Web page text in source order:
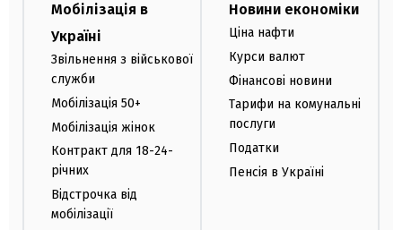
Мобілізація в
Україні
Звільнення з військової
служби
Мобілізація 50+
Мобілізація жінок
Контракт для 18-24-
річних
Відстрочка від
мобілізації
Новини економіки
Ціна нафти
Курси валют
Фінансові новини
Тарифи на комунальні
послуги
Податки
Пенсія в Україні